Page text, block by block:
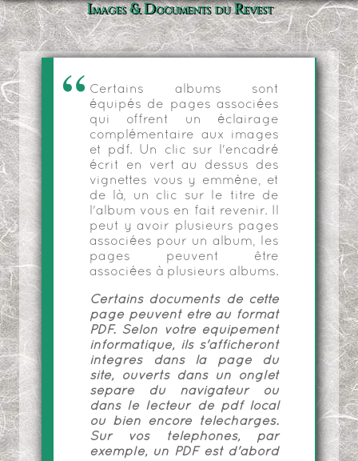
Images & Documents du Revest
Certains albums sont
équipés de pages associées
qui offrent un éclairage
complémentaire aux images
et pdf. Un clic sur l'encadré
écrit en vert au dessus des
vignettes vous y emmène, et
de là, un clic sur le titre de
l'album vous en fait revenir. Il
peut y avoir plusieurs pages
associées pour un album, les
pages peuvent être
associées à plusieurs albums.
Certains documents de cette
page peuvent être au format
PDF. Selon votre équipement
informatique, ils s'afficheront
intégrés dans la page du
site, ouverts dans un onglet
séparé du navigateur ou
dans le lecteur de pdf local
ou bien encore téléchargés.
Sur vos téléphones, par
exemple, un PDF est d'abord